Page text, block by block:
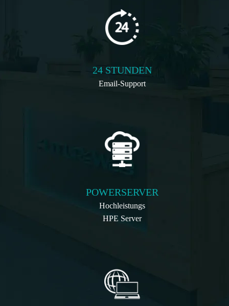
24 STUNDEN
Email-Support
POWERSERVER
Hochleistungs
HPE Server